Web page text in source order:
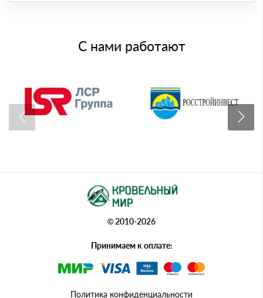
С нами работают
© 2010-2026
Принимаем к оплате:
Политика конфиденциальности